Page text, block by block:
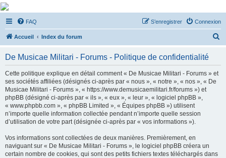
De Musicae Militari -
Forums
Forums de discussions
FAQ Connexion
S’enregistrer
Accueil Index du forum
De Musicae Militari - Forums - Politique de confidentialité
Cette politique explique en détail comment « De Musicae Militari - Forums » et
ses sociétés affiliées (désignés ci-après par « nous », « notre », « nos », « De
Musicae Militari - Forums », « https://www.demusicaemilitari.fr/forums ») et
phpBB (désigné ci-après par « ils », « eux », « leur », « logiciel phpBB »,
« www.phpbb.com », « phpBB Limited », « Équipes phpBB ») utilisent
n’importe quelle information collectée pendant n’importe quelle session
d’utilisation de votre part (désignée ci-après par « vos informations »).
Vos informations sont collectées de deux manières. Premièrement, en
naviguant sur « De Musicae Militari - Forums », le logiciel phpBB créera un
certain nombre de cookies, qui sont des petits fichiers textes téléchargés dans